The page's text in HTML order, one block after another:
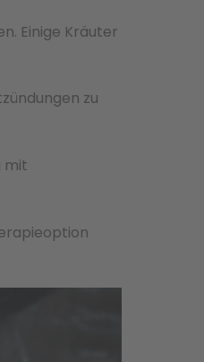
Einige Kräuter
zu
mit